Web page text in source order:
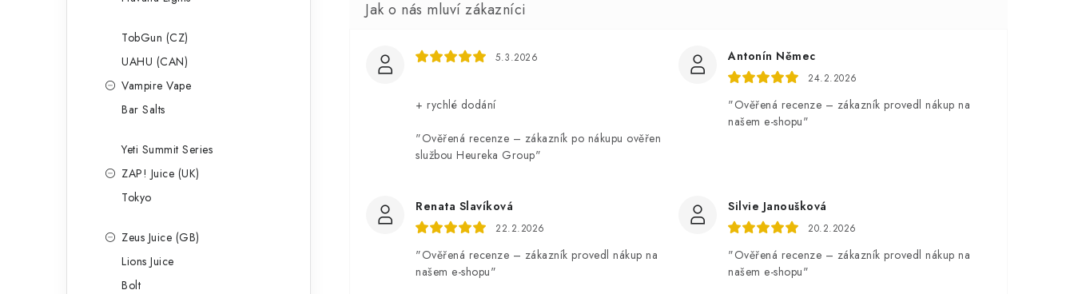
TobGun (CZ)
UAHU (CAN)
Vampire Vape
Bar Salts
Yeti Summit Series
ZAP! Juice (UK)
Tokyo
Zeus Juice (GB)
Lions Juice
Bolt
5.3.2026
+ rychlé dodání
"Ověřená recenze – zákazník po nákupu ověřen
službou Heureka Group"
Antonín Němec
24.2.2026
"Ověřená recenze – zákazník provedl nákup na
našem e-shopu"
Renata Slavíková
22.2.2026
"Ověřená recenze – zákazník provedl nákup na
našem e-shopu"
Silvie Janoušková
20.2.2026
"Ověřená recenze – zákazník provedl nákup na
našem e-shopu"